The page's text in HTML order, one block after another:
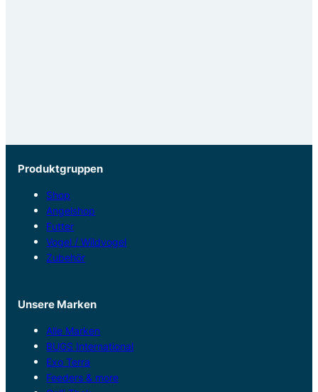
Produktgruppen
Shop
Angelshop
Futter
Vogel / Wildvogel
Zubehör
Unsere Marken
Alle Marken
BUGS International
Exo Terra
Feeders & more